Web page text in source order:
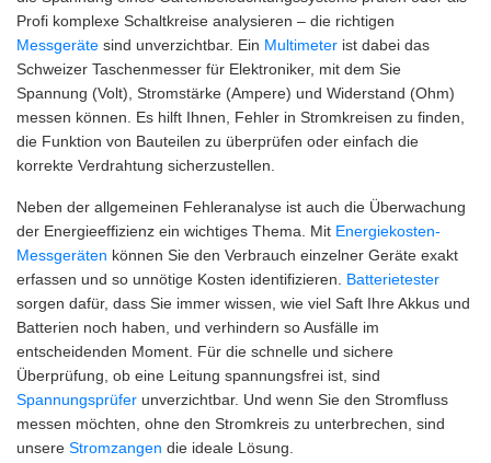
Profi komplexe Schaltkreise analysieren – die richtigen
Messgeräte sind unverzichtbar. Ein Multimeter ist dabei das
Schweizer Taschenmesser für Elektroniker, mit dem Sie
Spannung (Volt), Stromstärke (Ampere) und Widerstand (Ohm)
messen können. Es hilft Ihnen, Fehler in Stromkreisen zu finden,
die Funktion von Bauteilen zu überprüfen oder einfach die
korrekte Verdrahtung sicherzustellen.
Neben der allgemeinen Fehleranalyse ist auch die Überwachung
der Energieeffizienz ein wichtiges Thema. Mit Energiekosten-
Messgeräten können Sie den Verbrauch einzelner Geräte exakt
erfassen und so unnötige Kosten identifizieren. Batterietester
sorgen dafür, dass Sie immer wissen, wie viel Saft Ihre Akkus und
Batterien noch haben, und verhindern so Ausfälle im
entscheidenden Moment. Für die schnelle und sichere
Überprüfung, ob eine Leitung spannungsfrei ist, sind
Spannungsprüfer unverzichtbar. Und wenn Sie den Stromfluss
messen möchten, ohne den Stromkreis zu unterbrechen, sind
unsere Stromzangen die ideale Lösung.